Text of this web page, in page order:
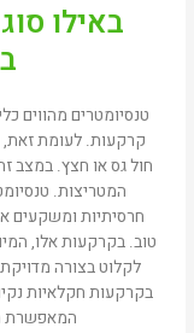
באילו
טנסיומטרים מהווים
קרקעות. לעומת זאת,
חול גס או חצץ. במצב
המטריצות.
חרסיתיות ומשקעים
טוב. בקרקעות אלו,
לקלוט בצורה
בקרקעות חקלאיות
המאפשרת